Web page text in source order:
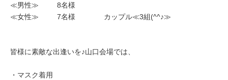
≪男性≫ 8名様
≪女性≫ 7名様 カップル≪3組(^^♪≫
皆様に素敵な出逢いを♪山口会場では、
・マスク着用